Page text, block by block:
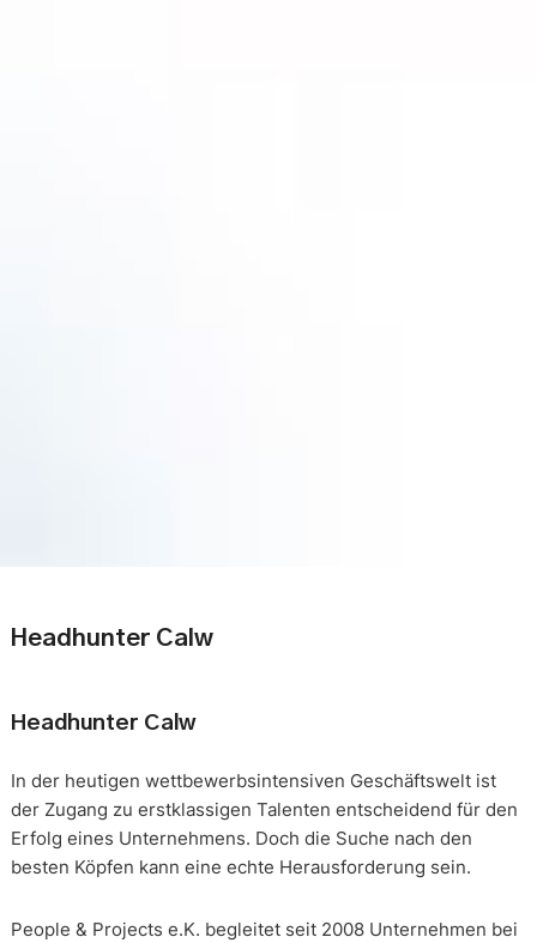
Headhunter Calw
Headhunter Calw
In der heutigen wettbewerbsintensiven Geschäftswelt ist
der Zugang zu erstklassigen Talenten entscheidend für den
Erfolg eines Unternehmens. Doch die Suche nach den
besten Köpfen kann eine echte Herausforderung sein.
People & Projects e.K. begleitet seit 2008 Unternehmen bei